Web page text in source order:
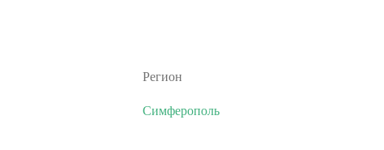
Регион
Симферополь